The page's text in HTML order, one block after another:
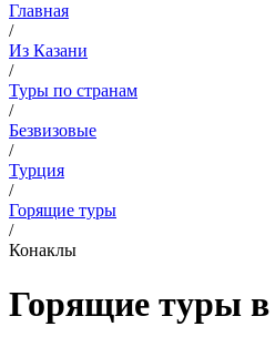
Главная
/
Из Казани
/
Туры по странам
/
Безвизовые
/
Турция
/
Горящие туры
/
Конаклы
Горящие туры в